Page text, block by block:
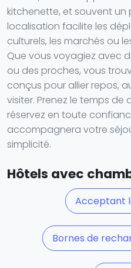
kitchenette, et souvent un
localisation facilite les
culturels, les marchés ou
Que vous voyagiez avec
ou des proches, vous
conçus pour allier repos,
visiter. Prenez le temps
réservez en toute
accompagnera votre
simplicité.
Hôtels avec
Acceptant
Bornes de